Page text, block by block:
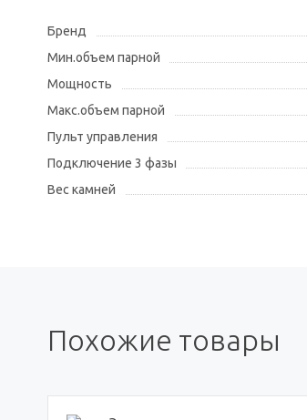
Бренд
Мин.объем парной
Мощность
Макс.объем парной
Пульт управления
Подключение 3 фазы
Вес камней
Похожие товары